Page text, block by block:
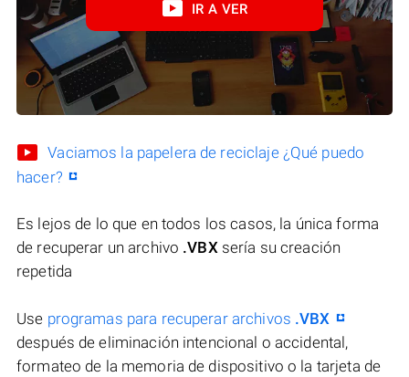
IR A VER
Vaciamos la papelera de reciclaje ¿Qué puedo
hacer?
Es lejos de lo que en todos los casos, la única forma
de recuperar un archivo .VBXsería su creación
repetida
Use programas para recuperar archivos .VBX
después de eliminación intencional o accidental,
formateo de la memoria de dispositivo o la tarjeta de